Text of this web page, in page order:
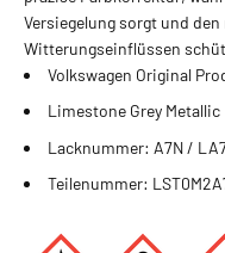
Versiegelung sorgt und
Witterungseinflüssen
Volkswagen Original
Limestone Grey Metallic
Lacknummer: A7N /
Teilenummer: